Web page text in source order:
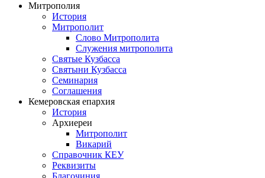
Митрополия
История
Митрополит
Слово Митрополита
Служения митрополита
Святые Кузбасса
Святыни Кузбасса
Семинария
Соглашения
Кемеровская епархия
История
Архиереи
Митрополит
Викарий
Справочник КЕУ
Реквизиты